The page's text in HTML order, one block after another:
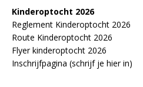
Kinderoptocht 2026
Reglement Kinderoptocht 2026
Route Kinderoptocht 2026
Flyer kinderoptocht 2026
Inschrijfpagina (schrijf je hier in)